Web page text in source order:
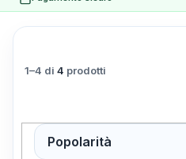
Popolarità
1–4 di 4 prodotti